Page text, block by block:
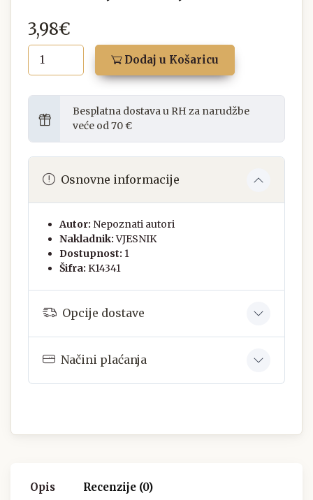
3,98€
Dodaj u Košaricu
Besplatna dostava u RH za narudžbe
veće od 70 €
Osnovne informacije
Autor: Nepoznati autori
Nakladnik: VJESNIK
Dostupnost: 1
Šifra: K14341
Opcije dostave
Načini plaćanja
Opis Recenzije (0)